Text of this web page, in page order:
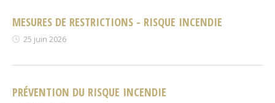
MESURES DE RESTRICTIONS - RISQUE INCENDIE
25 juin 2026
PRÉVENTION DU RISQUE INCENDIE